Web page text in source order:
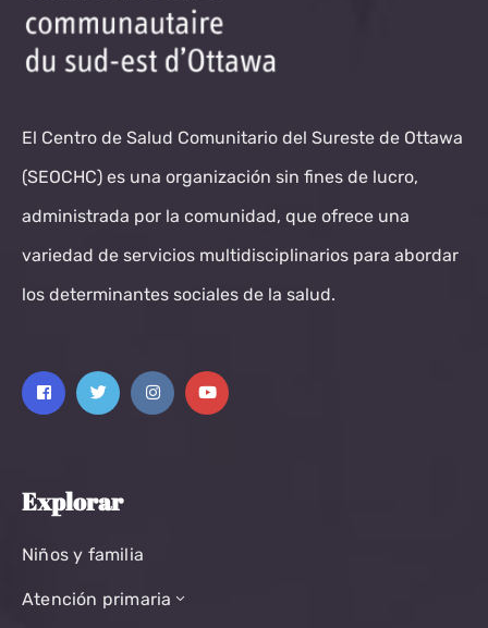
El Centro de Salud Comunitario del Sureste de Ottawa
(SEOCHC) es una organización sin fines de lucro,
administrada por la comunidad, que ofrece una
variedad de servicios multidisciplinarios para abordar
los determinantes sociales de la salud.
Explorar
Niños y familia
Atención primaria